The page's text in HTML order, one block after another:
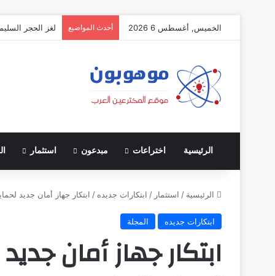
الخميس, أغسطس 6 2026 أحدث المواضيع لغز الحجر
الرئيسية اختراعات مبدعون استثمار
الرئيسية / استثمار / ابتكارات جديده / ابتكار جهاز أمان جديد
ابتكارات جديده المجلة
ابتكار جهاز أمان